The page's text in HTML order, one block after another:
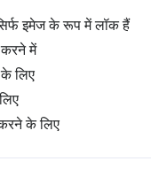
इमेज के रूप में लॉक हैं
में
लिए
के लिए